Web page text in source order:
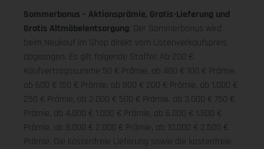
Sommerbonus – Aktionsprämie, Gratis-Lieferung und
Gratis Altmöbelentsorgung: Der Sommerbonus wird
beim Neukauf im Shop direkt vom Listenverkaufspreis
abgezogen. Es gilt folgende Staffel: Ab 200 €
Kaufvertragssumme 50 € Prämie, ab 400 € 100 € Prämie,
ab 600 € 150 € Prämie, ab 800 € 200 € Prämie, ab 1.000 €
250 € Prämie, ab 2.000 € 500 € Prämie, ab 3.000 € 750 €
Prämie, ab 4.000 € 1.000 € Prämie, ab 6.000 € 1.500 €
Prämie, ab 8.000 € 2.000 € Prämie, ab 10.000 € 2.500 €
Prämie. Die kostenfreie Lieferung sowie die kostenfreie